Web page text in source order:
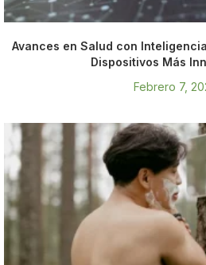
Avances en Salud con
Dispositivos Más
Febrero 7,